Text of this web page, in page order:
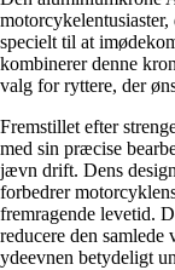
specielt til at
kombinerer denne
valg for ryttere, der
Fremstillet efter
med sin præcise
jævn drift. Dens
forbedrer
fremragende levetid.
reducere den
ydeevnen betydeligt